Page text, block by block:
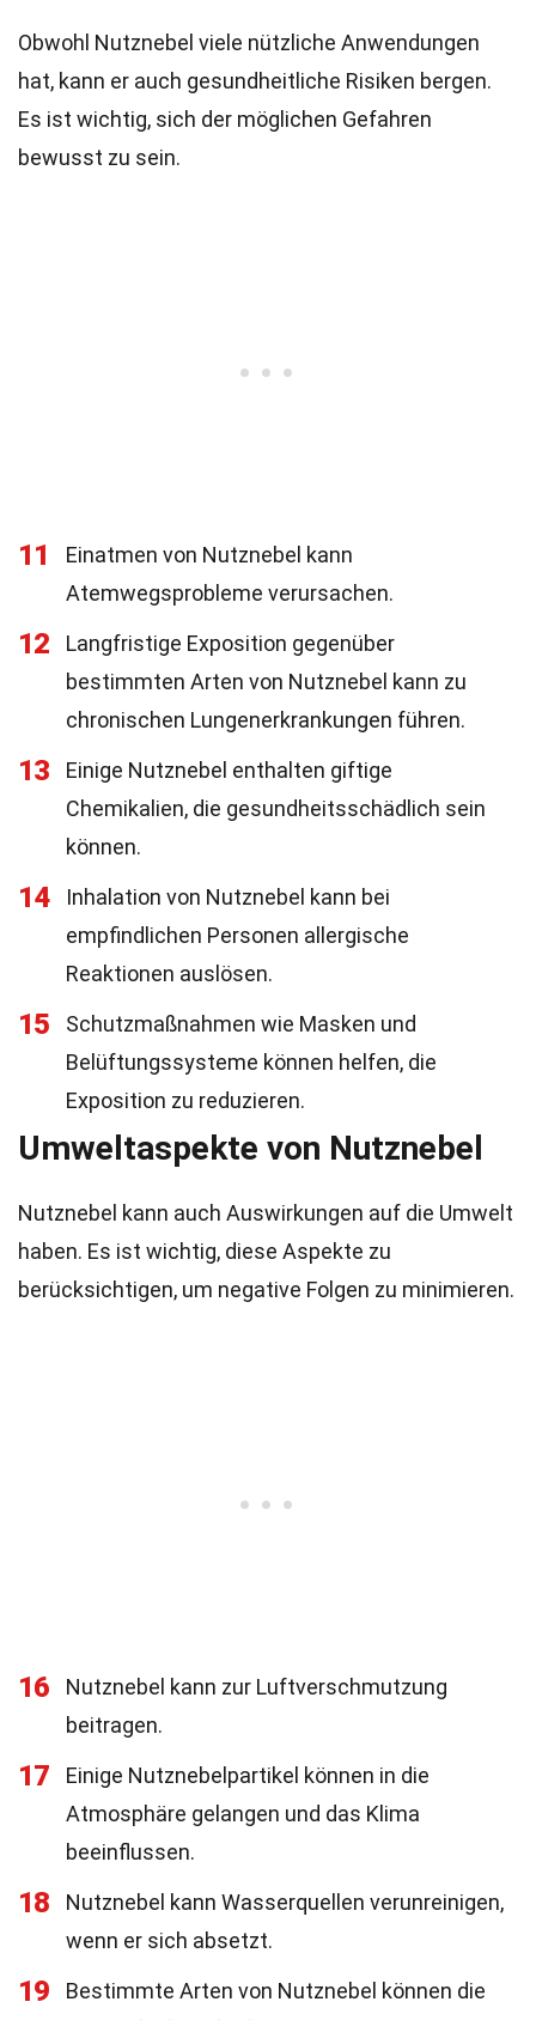
Obwohl Nutznebel viele nützliche Anwendungen
hat, kann er auch gesundheitliche Risiken bergen.
Es ist wichtig, sich der möglichen Gefahren
bewusst zu sein.
11
Einatmen von Nutznebel kann
Atemwegsprobleme verursachen.
12
Langfristige Exposition gegenüber
bestimmten Arten von Nutznebel kann zu
chronischen Lungenerkrankungen führen.
13
Einige Nutznebel enthalten giftige
Chemikalien, die gesundheitsschädlich sein
können.
14
Inhalation von Nutznebel kann bei
empfindlichen Personen allergische
Reaktionen auslösen.
15
Schutzmaßnahmen wie Masken und
Belüftungssysteme können helfen, die
Exposition zu reduzieren.
Umweltaspekte von Nutznebel
Nutznebel kann auch Auswirkungen auf die Umwelt
haben. Es ist wichtig, diese Aspekte zu
berücksichtigen, um negative Folgen zu minimieren.
16
Nutznebel kann zur Luftverschmutzung
beitragen.
17
Einige Nutznebelpartikel können in die
Atmosphäre gelangen und das Klima
beeinflussen.
18
Nutznebel kann Wasserquellen verunreinigen,
wenn er sich absetzt.
19
Bestimmte Arten von Nutznebel können die